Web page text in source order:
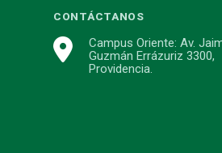
CONTÁCTANOS
Campus Oriente: Av.
Guzmán Errázuriz 3300,
Providencia.